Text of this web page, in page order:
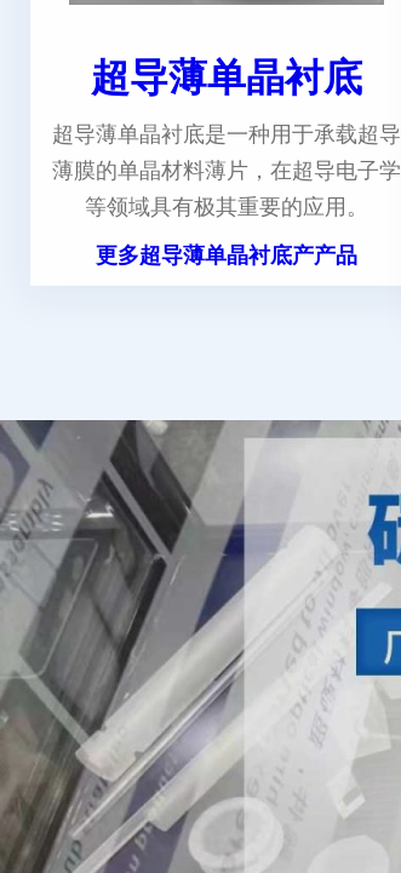
超导薄单晶衬底
超导薄单晶衬底是一种用于承载超导
薄膜的单晶材料薄片，在超导电子学
等领域具有极其重要的应用。
更多超导薄单晶衬底产产品